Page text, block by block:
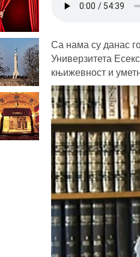
Са нама су данас
Универзитета
књижевност и